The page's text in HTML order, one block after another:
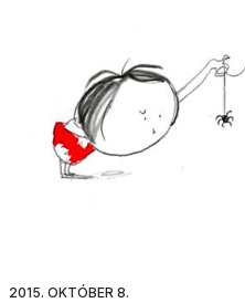
2015. OKTÓBER 8.